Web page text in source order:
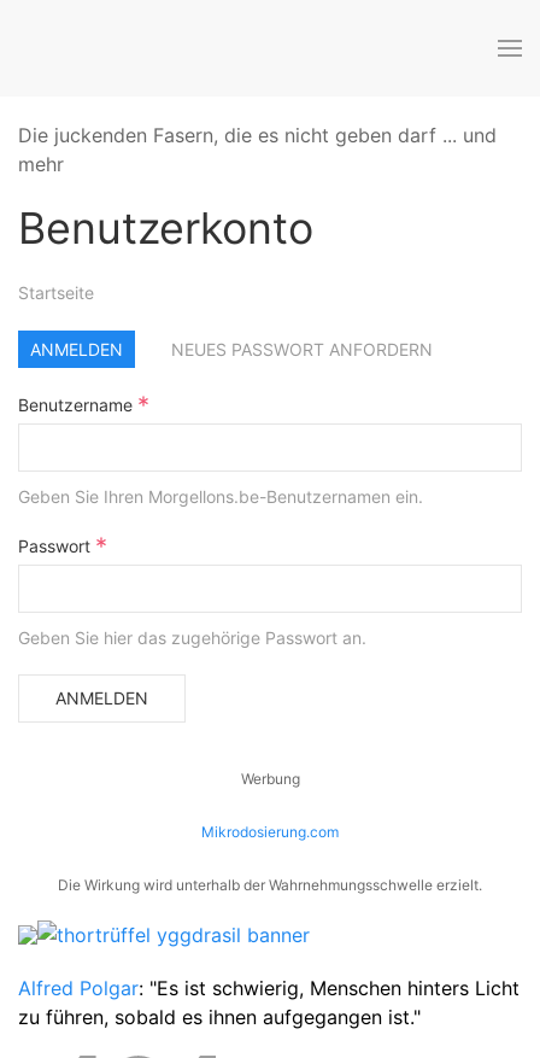
Die juckenden Fasern, die es nicht geben darf ... und
mehr
Benutzerkonto
Startseite
ANMELDEN NEUES PASSWORT ANFORDERN
Benutzername *
Geben Sie Ihren Morgellons.be-Benutzernamen ein.
Passwort *
Geben Sie hier das zugehörige Passwort an.
ANMELDEN
Werbung
Mikrodosierung.com
Die Wirkung wird unterhalb der Wahrnehmungsschwelle erzielt.
Alfred Polgar: "Es ist schwierig, Menschen hinters Licht
zu führen, sobald es ihnen aufgegangen ist."